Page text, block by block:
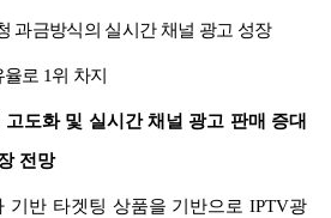
과금방식의 실시간 채널 광고 성장
율로 1위 차지
도화 및 실시간 채널 광고 판매 증대
전망
기반 타겟팅 상품을 기반으로 IPTV광